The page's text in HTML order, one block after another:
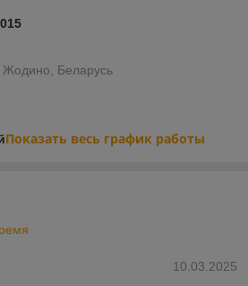
Жодино, Беларусь
Показать весь график работы
10.03.2025